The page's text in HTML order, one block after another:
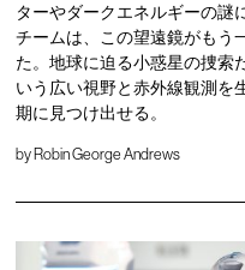
ターやダークエネルギーの謎
チームは、この望遠鏡がもう
た。地球に迫る小惑星の捜索
いう広い視野と赤外線観測を
期に見つけ出せる。
by Robin George Andrews